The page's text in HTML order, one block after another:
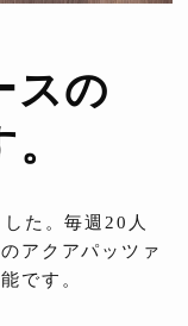
スの
た。毎週20人
アクアパッツァ
です。